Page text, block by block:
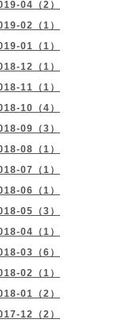
04（2）
02（1）
01（1）
12（1）
11（1）
10（4）
09（3）
08（1）
07（1）
06（1）
05（3）
04（1）
03（6）
02（1）
01（2）
12（2）